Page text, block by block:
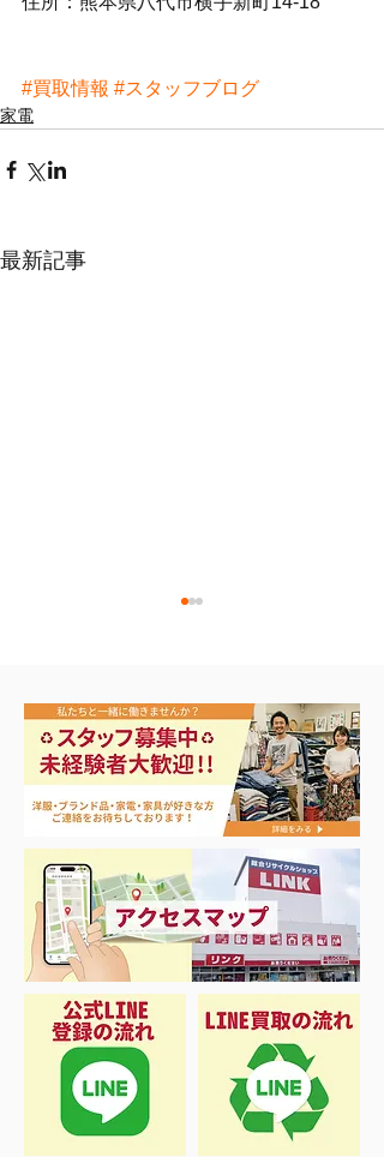
#買取情報 #スタッフブログ
家電
最新記事
夏に向けて冷凍庫！大量
品揃え❗️